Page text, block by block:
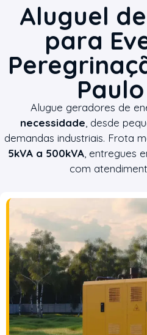
Aluguel
para
Alugue geradores de
necessidade , desde
demandas industriais. Frota
5kVA a 500kVA , entregues
com